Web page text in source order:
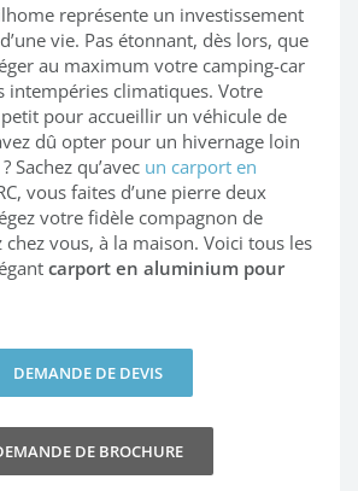
représente un investissement
vie. Pas étonnant, dès lors, que
au maximum votre camping-car
intempéries climatiques. Votre
pour accueillir un véhicule de
dû opter pour un hivernage loin
Sachez qu’avec un carport en
vous faites d’une pierre deux
votre fidèle compagnon de
chez vous, à la maison. Voici tous les
carport en aluminium pour
DEMANDE DE DEVIS
DE BROCHURE